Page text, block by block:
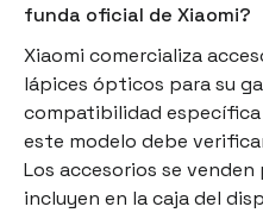
funda oficial de Xiaomi?
Xiaomi comercializa
lápices ópticos para su
compatibilidad
este modelo debe
Los accesorios se
incluyen en la caja del